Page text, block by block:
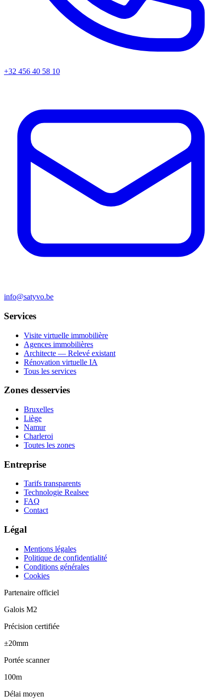
+32 456 40 58 10
info@satyvo.be
Services
Visite virtuelle immobilière
Agences immobilières
Architecte — Relevé existant
Rénovation virtuelle IA
Tous les services
Zones desservies
Bruxelles
Liège
Namur
Charleroi
Toutes les zones
Entreprise
Tarifs transparents
Technologie Realsee
FAQ
Contact
Légal
Mentions légales
Politique de confidentialité
Conditions générales
Cookies
Partenaire officiel
Galois M2
Précision certifiée
±20mm
Portée scanner
100m
Délai moyen